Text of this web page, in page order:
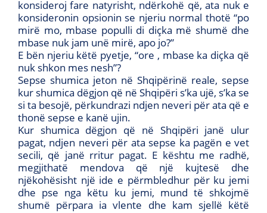
konsideroj fare natyrisht, ndërkohë që, ata nuk e
konsideronin opsionin se njeriu normal thotë “po
mirë mo, mbase populli di diçka më shumë dhe
mbase nuk jam unë mirë, apo jo?”
E bën njeriu këtë pyetje, “ore , mbase ka diçka që
nuk shkon mes nesh”?
Sepse shumica jeton në Shqipërinë reale, sepse
kur shumica dëgjon që në Shqipëri s’ka ujë, s’ka se
si ta besojë, përkundrazi ndjen neveri për ata që e
thonë sepse e kanë ujin.
Kur shumica dëgjon që në Shqipëri janë ulur
pagat, ndjen neveri për ata sepse ka pagën e vet
secili, që janë rritur pagat. E kështu me radhë,
megjithatë mendova që një kujtesë dhe
njëkohësisht një ide e përmbledhur për ku jemi
dhe pse nga këtu ku jemi, mund të shkojmë
shumë përpara ia vlente dhe kam sjellë këtë